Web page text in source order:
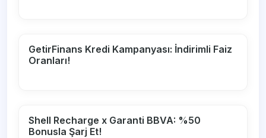
GetirFinans Kredi Kampanyası: İndirimli Faiz
Oranları!
Shell Recharge x Garanti BBVA: %50
Bonusla Şarj Et!